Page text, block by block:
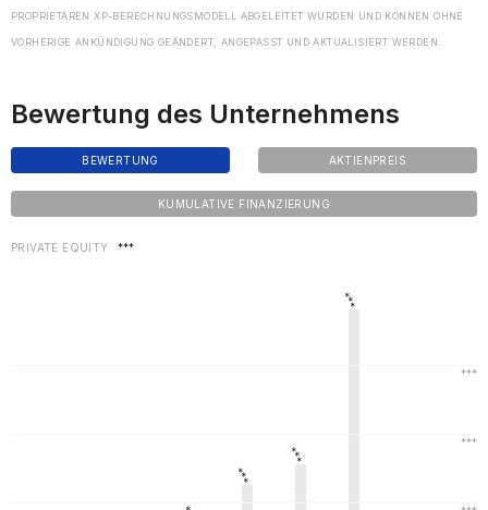
PROPRIETÄREN XP-BERECHNUNGSMODELL ABGELEITET WURDEN UND KÖNNEN OHNE
VORHERIGE ANKÜNDIGUNG GEÄNDERT, ANGEPASST UND AKTUALISIERT WERDEN.
Bewertung des Unternehmens
BEWERTUNG AKTIENPREIS
KUMULATIVE FINANZIERUNG
PRIVATE EQUITY ***